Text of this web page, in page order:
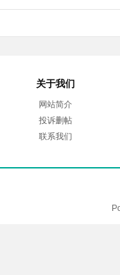
关于我们
网站简介
投诉删帖
联系我们